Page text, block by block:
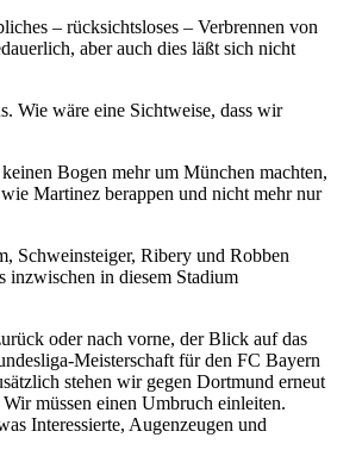
– rücksichtsloses – Verbrennen von
aber auch dies läßt sich nicht
Wie wäre eine Sichtweise, dass wir
Bogen mehr um München machten,
Martinez berappen und nicht mehr nur
Schweinsteiger, Ribery und Robben
inzwischen in diesem Stadium
oder nach vorne, der Blick auf das
Meisterschaft für den FC Bayern
stehen wir gegen Dortmund erneut
müssen einen Umbruch einleiten.
Interessierte, Augenzeugen und